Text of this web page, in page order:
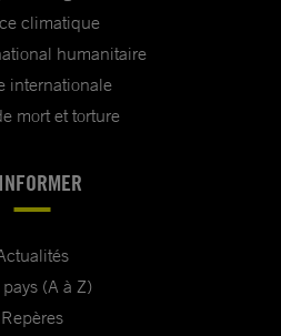
climatique
humanitaire
internationale
mort et torture
(A à Z)
Repères